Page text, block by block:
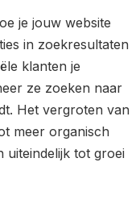
je jouw website
in zoekresultaten
klanten je
ze zoeken naar
Het vergroten van
meer organisch
uiteindelijk tot groei